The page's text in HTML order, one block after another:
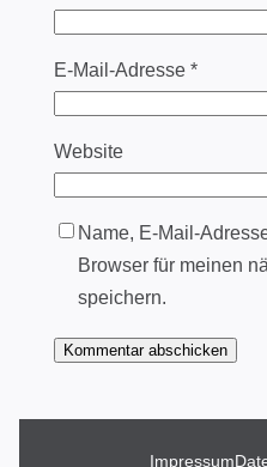
E-Mail-Adresse *
Website
Name, E-Mail-
Browser für meinen
speichern.
Impressum